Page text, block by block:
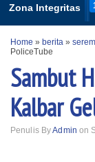
Zona Integritas
Home » berita »
PoliceTube
Sambut
Kalbar
Penulis ByAdmin on